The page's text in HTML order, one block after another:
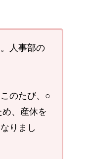
人事部の
のたび、○
、産休を
りまし